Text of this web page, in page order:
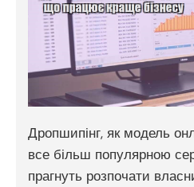
Дропшипінг, як модель
все більш популярною
прагнуть розпочати